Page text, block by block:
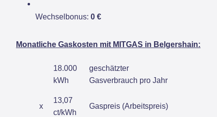
Wechselbonus: 0 €
Monatliche Gaskosten mit MITGAS in Belgershain:
18.000
kWh
geschätzter
Gasverbrauch pro Jahr
x
13,07
ct/kWh
Gaspreis (Arbeitspreis)